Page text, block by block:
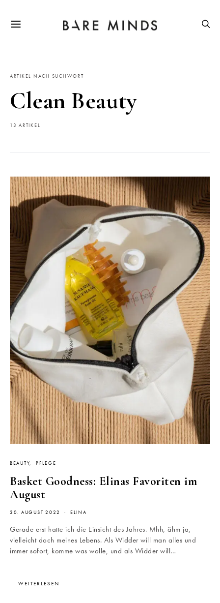
ARTIKEL NACH SUCHWORT
Clean Beauty
13 ARTIKEL
BEAUTY PFLEGE
Basket Goodness: Elinas Favoriten im
August
30. AUGUST 2022 ELINA
Gerade erst hatte ich die Einsicht des Jahres. Mhh, ähm ja,
vielleicht doch meines Lebens. Als Widder will man alles und
immer sofort, komme was wolle, und als Widder will…
WEITERLESEN